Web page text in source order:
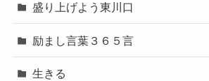
盛り上げよう東川口
励まし言葉３６５言
生きる